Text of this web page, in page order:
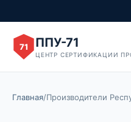
71 ППУ-71
ЦЕНТР СЕРТИФИКАЦИИ
Главная/Производители